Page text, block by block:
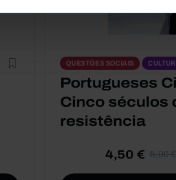
QUESTÕES SOCIAIS
Portugueses
Cinco séculos
resistência
4,50 € 5,00 €